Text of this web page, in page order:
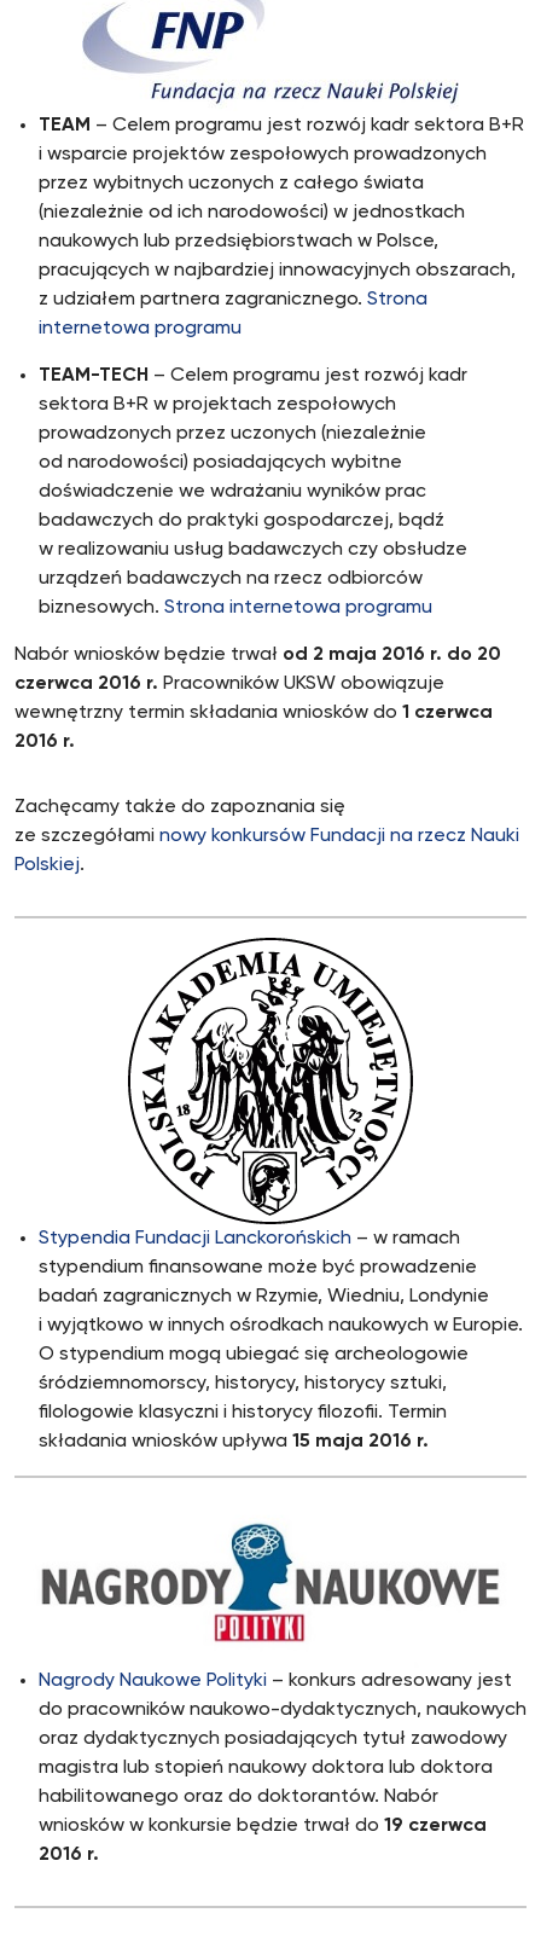
TEAM – Celem programu jest rozwój kadr sektora B+R
i wsparcie projektów zespołowych prowadzonych
przez wybitnych uczonych z całego świata
(niezależnie od ich narodowości) w jednostkach
naukowych lub przedsiębiorstwach w Polsce,
pracujących w najbardziej innowacyjnych obszarach,
z udziałem partnera zagranicznego. Strona
internetowa programu
TEAM-TECH – Celem programu jest rozwój kadr
sektora B+R w projektach zespołowych
prowadzonych przez uczonych (niezależnie
od narodowości) posiadających wybitne
doświadczenie we wdrażaniu wyników prac
badawczych do praktyki gospodarczej, bądź
w realizowaniu usług badawczych czy obsłudze
urządzeń badawczych na rzecz odbiorców
biznesowych. Strona internetowa programu
Nabór wniosków będzie trwał od 2 maja 2016 r. do 20
czerwca 2016 r. Pracowników UKSW obowiązuje
wewnętrzny termin składania wniosków do 1 czerwca
2016 r.
Zachęcamy także do zapoznania się
ze szczegółami nowy konkursów Fundacji na rzecz Nauki
Polskiej.
Stypendia Fundacji Lanckorońskich – w ramach
stypendium finansowane może być prowadzenie
badań zagranicznych w Rzymie, Wiedniu, Londynie
i wyjątkowo w innych ośrodkach naukowych w Europie.
O stypendium mogą ubiegać się archeologowie
śródziemnomorscy, historycy, historycy sztuki,
filologowie klasyczni i historycy filozofii. Termin
składania wniosków upływa 15 maja 2016 r.
Nagrody Naukowe Polityki – konkurs adresowany jest
do pracowników naukowo-dydaktycznych, naukowych
oraz dydaktycznych posiadających tytuł zawodowy
magistra lub stopień naukowy doktora lub doktora
habilitowanego oraz do doktorantów. Nabór
wniosków w konkursie będzie trwał do 19 czerwca
2016 r.